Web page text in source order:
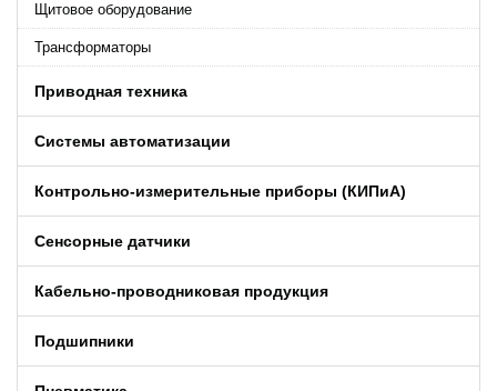
Щитовое оборудование
Трансформаторы
Приводная техника
Системы автоматизации
Контрольно-измерительные приборы (КИПиA)
Сенсорные датчики
Кабельно-проводниковая продукция
Подшипники